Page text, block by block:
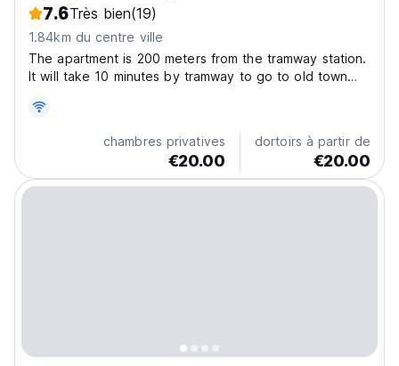
7.6Très bien(19)
1.84km du centre ville
The apartment is 200 meters from the tramway station.
It will take 10 minutes by tramway to go to old town
and restaurants around, which can be reached within
five minutes' walk. It's a apartment with 3...
chambres privatives
€20.00
dortoirs à partir de
€20.00